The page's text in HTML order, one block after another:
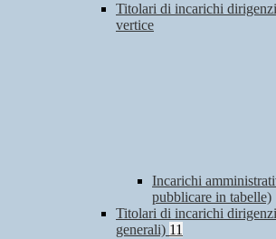
Titolari di incarichi
vertice
Incarichi
pubblicare in tabelle)
Titolari di incarichi
generali) 11